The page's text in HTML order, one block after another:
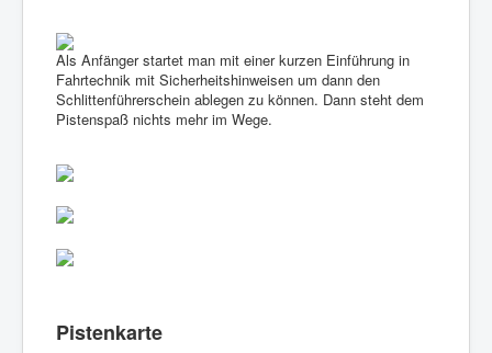
Als Anfänger startet man mit einer kurzen Einführung in
Fahrtechnik mit Sicherheitshinweisen um dann den
Schlittenführerschein ablegen zu können. Dann steht dem
Pistenspaß nichts mehr im Wege.
Pistenkarte